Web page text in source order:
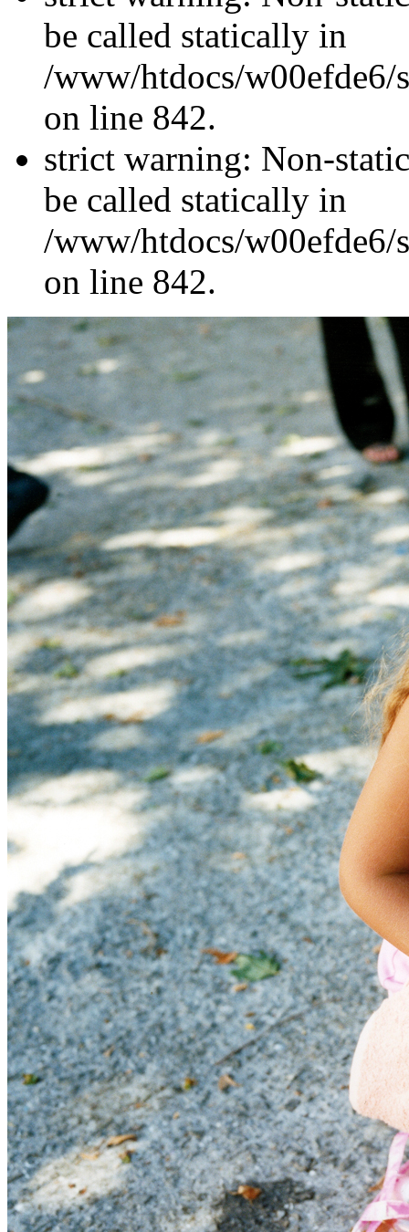
be called statically in
/www/htdocs/w00efde6/
on line 842.
strict warning: Non-
be called statically in
/www/htdocs/w00efde6/
on line 842.